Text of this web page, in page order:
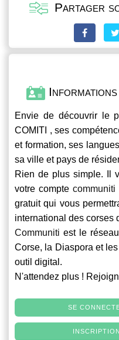
Partager
Envie de découvrir le
COMITI , ses
et formation, ses
sa ville et pays de
Rien de plus simple. Il
votre compte communiti
gratuit qui vous
international des corses
Communiti est le
Corse, la Diaspora et
outil digital.
N'attendez plus !
SE
INSCRIPTION